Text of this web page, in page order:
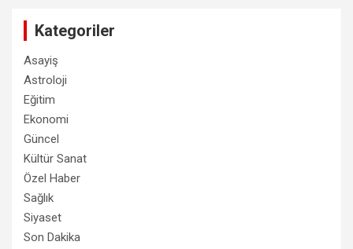
Kategoriler
Asayiş
Astroloji
Eğitim
Ekonomi
Güncel
Kültür Sanat
Özel Haber
Sağlık
Siyaset
Son Dakika